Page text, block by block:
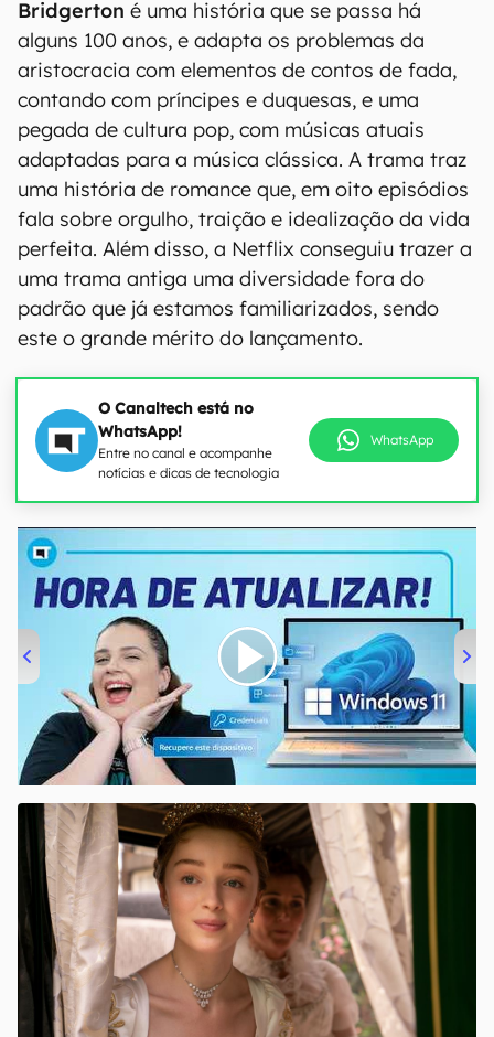
Bridgerton é uma história que se passa há
alguns 100 anos, e adapta os problemas da
aristocracia com elementos de contos de fada,
contando com príncipes e duquesas, e uma
pegada de cultura pop, com músicas atuais
adaptadas para a música clássica. A trama traz
uma história de romance que, em oito episódios
fala sobre orgulho, traição e idealização da vida
perfeita. Além disso, a Netflix conseguiu trazer a
uma trama antiga uma diversidade fora do
padrão que já estamos familiarizados, sendo
este o grande mérito do lançamento.
O Canaltech está no
WhatsApp!
Entre no canal e acompanhe
notícias e dicas de tecnologia
WhatsApp
00:00 04:52